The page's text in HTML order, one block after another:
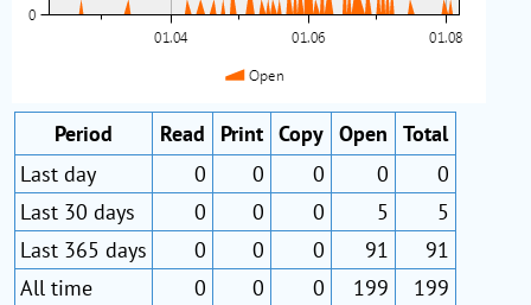
Period Read Print Copy Open
Total
Last day
0 0 0 0
0
Last 30 days
0 0 0 5
5
Last 365 days
0 0 0 91
91
All time
0 0 0 199 199